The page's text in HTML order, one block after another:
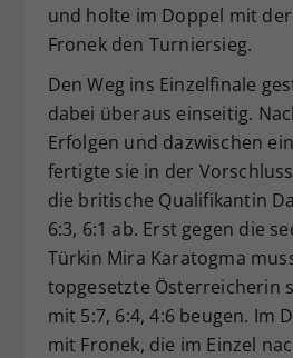
und holte im Doppel mit
Fronek den Turniersieg.
Den Weg ins Einzelfinale
dabei überaus einseitig.
Erfolgen und dazwischen
fertigte sie in der
die britische Qualifikantin
6:3, 6:1 ab. Erst gegen die
Türkin Mira Karatogma
topgesetzte Österreicherin
mit 5:7, 6:4, 4:6 beugen. Im
mit Fronek, die im Einzel